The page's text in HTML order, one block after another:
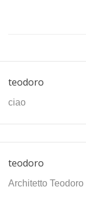
teodoro
ciao
teodoro
Architetto